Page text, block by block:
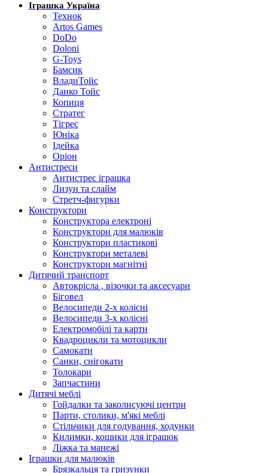
Іграшка Україна
Технок
Artos Games
DoDo
Doloni
G-Toys
Бамсик
ВладиТойс
Данко Тойс
Копиця
Стратег
Тігрес
Юніка
Ідейка
Оріон
Антистреси
Антистрес іграшка
Лизун та слайм
Стретч-фигурки
Конструктори
Конструктора електроні
Конструктори для малюків
Конструктори пластикові
Конструктори металеві
Конструктори магнітні
Дитячий транспорт
Автокрісла , візочки та аксесуари
Біговел
Велосипеди 2-х колісні
Велосипеди 3-х колісні
Електромобілі та карти
Квадроцикли та мотоцикли
Самокати
Санки, снігокати
Толокари
Запчастини
Дитячі меблі
Гойдалки та заколисуючі центри
Парти, столики, м'які меблі
Стільчики для годування, ходунки
Килимки, кошики для іграшок
Ліжка та манежі
Іграшки для малюків
Брязкальця та гризунки